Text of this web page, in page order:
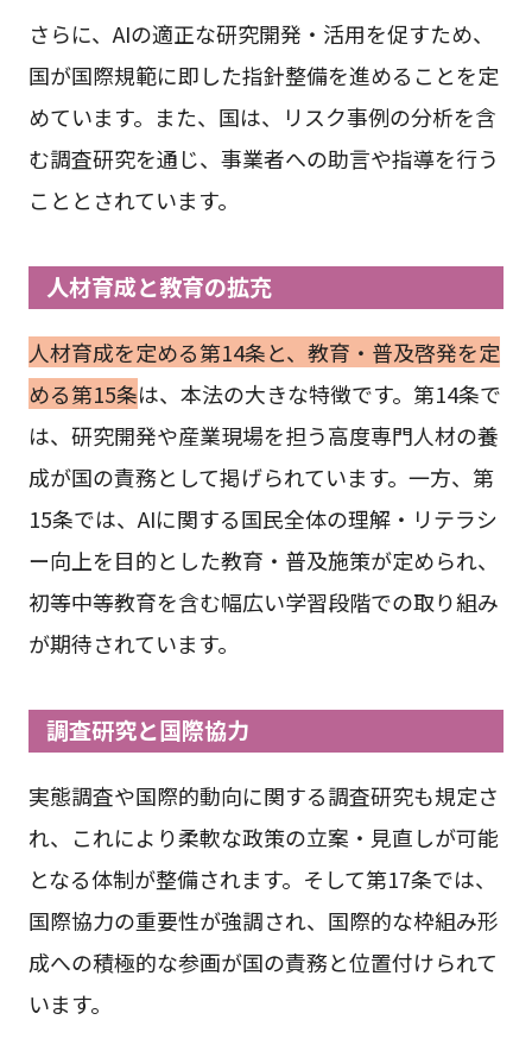
さらに、AIの適正な研究開発・活用を促すため、
国が国際規範に即した指針整備を進めることを定
めています。また、国は、リスク事例の分析を含
む調査研究を通じ、事業者への助言や指導を行う
こととされています。
人材育成と教育の拡充
人材育成を定める第14条と、教育・普及啓発を定
める第15条は、本法の大きな特徴です。第14条で
は、研究開発や産業現場を担う高度専門人材の養
成が国の責務として掲げられています。一方、第
15条では、AIに関する国民全体の理解・リテラシ
ー向上を目的とした教育・普及施策が定められ、
初等中等教育を含む幅広い学習段階での取り組み
が期待されています。
調査研究と国際協力
実態調査や国際的動向に関する調査研究も規定さ
れ、これにより柔軟な政策の立案・見直しが可能
となる体制が整備されます。そして第17条では、
国際協力の重要性が強調され、国際的な枠組み形
成への積極的な参画が国の責務と位置付けられて
います。